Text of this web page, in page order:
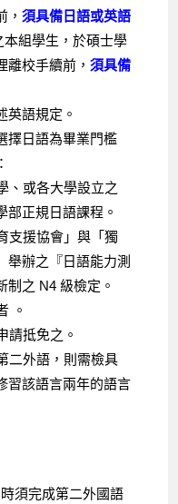
，須具備日語或英語
本組學生，於碩士學
離校手續前，須具備
英語規定。
擇日語為畢業門檻
：
、或各大學設立之
部正規日語課程。
支援協會」與「獨
舉辦之『日語能力測
制之 N4 級檢定。
。
請抵免之。
二外語，則需檢具
習該語言兩年的語言
時須完成第二外國語